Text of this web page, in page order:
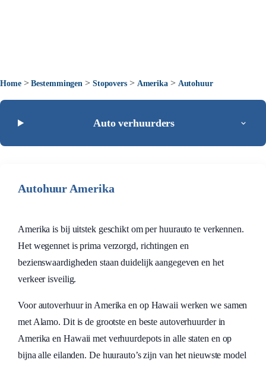
Home>Bestemmingen > Stopovers> Amerika> Autohuur
Auto verhuurders
Autohuur Amerika
Amerika is bij uitstek geschikt om per huurauto te verkennen.
Het wegennet is prima verzorgd, richtingen en
bezienswaardigheden staan duidelijk aangegeven en het
verkeer isveilig.
Voor autoverhuur in Amerika en op Hawaii werken we samen
met Alamo. Dit is de grootste en beste autoverhuurder in
Amerika en Hawaii met verhuurdepots in alle staten en op
bijna alle eilanden. De huurauto’s zijn van het nieuwste model